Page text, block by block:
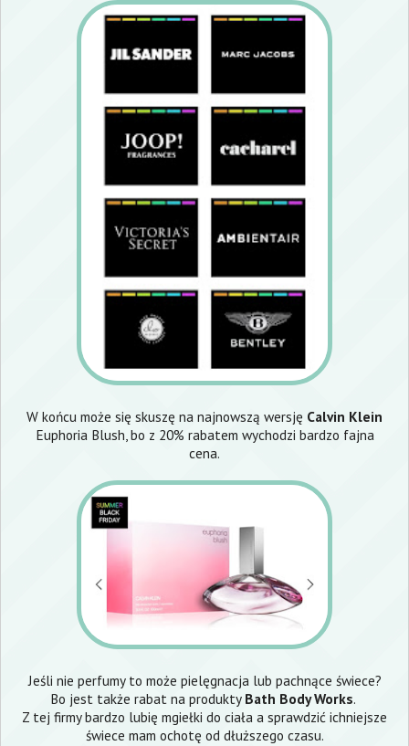
W końcu może się skuszę na najnowszą wersję Calvin Klein
Euphoria Blush, bo z 20% rabatem wychodzi bardzo fajna
cena.
Jeśli nie perfumy to może pielęgnacja lub pachnące świece?
Bo jest także rabat na produkty Bath Body Works.
Z tej firmy bardzo lubię mgiełki do ciała a sprawdzić ichniejsze
świece mam ochotę od dłuższego czasu.